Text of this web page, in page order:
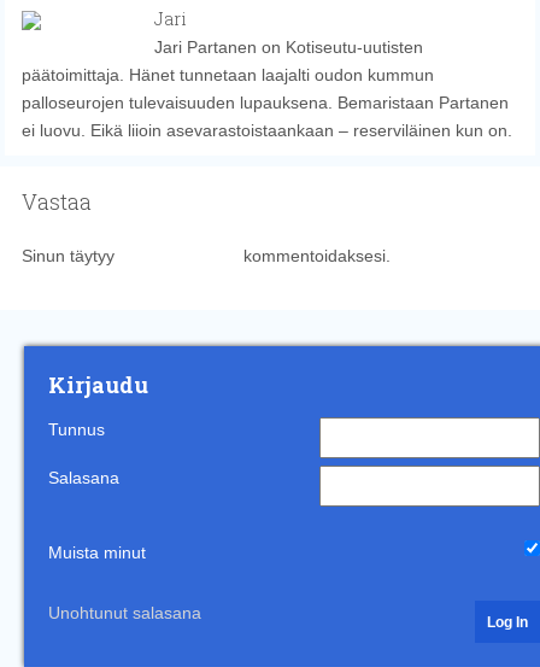
Jari
Jari Partanen on Kotiseutu-uutisten
päätoimittaja. Hänet tunnetaan laajalti oudon kummun
palloseurojen tulevaisuuden lupauksena. Bemaristaan Partanen
ei luovu. Eikä liioin asevarastoistaankaan – reserviläinen kun on.
Vastaa
Sinun täytyy kommentoidaksesi.
Kirjaudu
Tunnus
Salasana
Muista minut
Unohtunut salasana